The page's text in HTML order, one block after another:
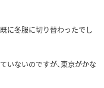
に冬服に切り替わったでし
いないのですが、東京がかな